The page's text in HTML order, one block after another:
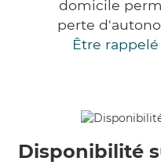
domicile
perte
Être
Disponibilité